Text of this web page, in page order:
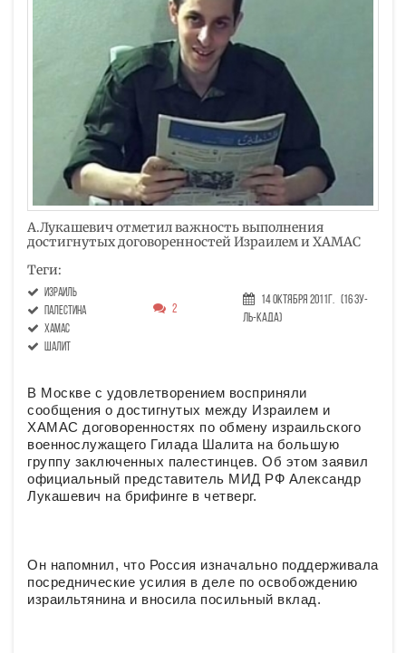
А.Лукашевич отметил важность выполнения
достигнутых договоренностей Израилем и ХАМАС
Теги:
Израиль
Палестина
ХАМАС
Шалит
2
14 Октября 2011г. (16 Зу-
ль-када)
В Москве с удовлетворением восприняли
сообщения о достигнутых между Израилем и
ХАМАС договоренностях по обмену израильского
военнослужащего Гилада Шалита на большую
группу заключенных палестинцев. Об этом заявил
официальный представитель МИД РФ Александр
Лукашевич на брифинге в четверг.
Он напомнил, что Россия изначально поддерживала
посреднические усилия в деле по освобождению
израильтянина и вносила посильный вклад.